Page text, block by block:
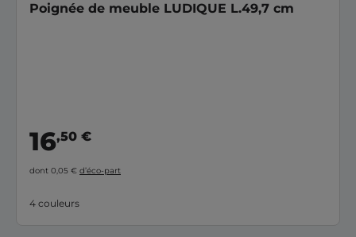
Poignée de meuble LUDIQUE L.49,7 cm
16,50 €
dont 0,05 € d’éco-part
4 couleurs